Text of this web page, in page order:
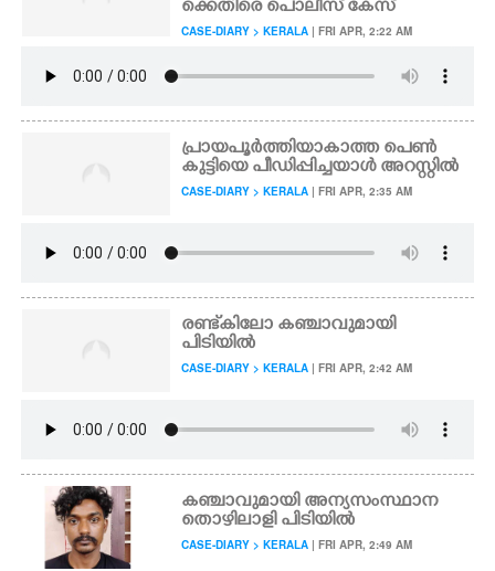
ക്കെതിരെ പൊലീസ് കേസ്
CASE-DIARY > KERALA | FRI APR, 2:22 AM
പ്രായപൂർത്തിയാകാത്ത പെൺ
കുട്ടിയെ പീഡിപ്പിച്ചയാൾ അറസ്റ്റിൽ
CASE-DIARY > KERALA | FRI APR, 2:35 AM
രണ്ട്കിലോ കഞ്ചാവുമായി
പിടിയിൽ
CASE-DIARY > KERALA | FRI APR, 2:42 AM
കഞ്ചാവുമായി അന്യസംസ്ഥാന
തൊഴിലാളി പിടിയിൽ
CASE-DIARY > KERALA | FRI APR, 2:49 AM